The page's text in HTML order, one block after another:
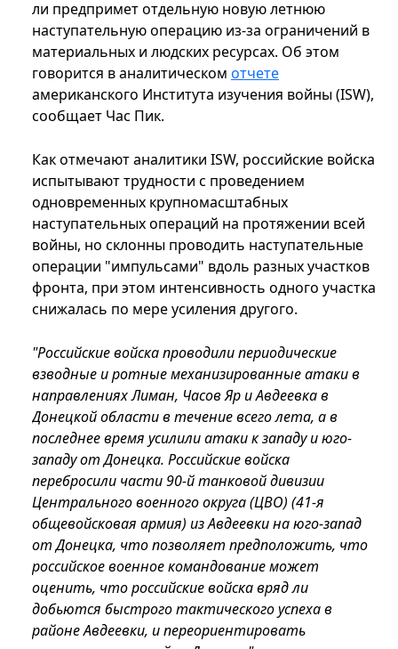
ли предпримет отдельную новую летнюю
наступательную операцию из-за ограничений в
материальных и людских ресурсах. Об этом
говорится в аналитическом отчете
американского Института изучения войны (ISW),
сообщает Час Пик.
Как отмечают аналитики ISW, российские войска
испытывают трудности с проведением
одновременных крупномасштабных
наступательных операций на протяжении всей
войны, но склонны проводить наступательные
операции "импульсами" вдоль разных участков
фронта, при этом интенсивность одного участка
снижалась по мере усиления другого.
"Российские войска проводили периодические
взводные и ротные механизированные атаки в
направлениях Лиман, Часов Яр и Авдеевка в
Донецкой области в течение всего лета, а в
последнее время усилили атаки к западу и юго-
западу от Донецка. Российские войска
перебросили части 90-й танковой дивизии
Центрального военного округа (ЦВО) (41-я
общевойсковая армия) из Авдеевки на юго-запад
от Донецка, что позволяет предположить, что
российское военное командование может
оценить, что российские войска вряд ли
добьются быстрого тактического успеха в
районе Авдеевки, и переориентировать